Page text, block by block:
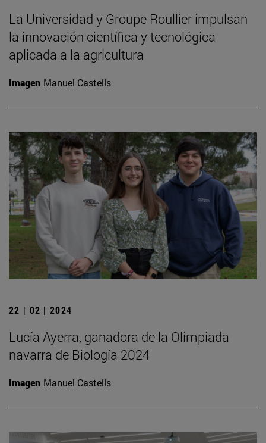
La Universidad y Groupe Roullier impulsan
la innovación científica y tecnológica
aplicada a la agricultura
Imagen Manuel Castells
22 | 02 | 2024
Lucía Ayerra, ganadora de la Olimpiada
navarra de Biología 2024
Imagen Manuel Castells